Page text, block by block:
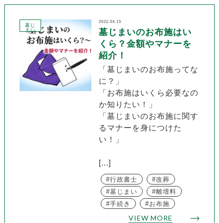
墓じ
まい
2022.04.15
墓じまいのお布施はい
くら？金額やマナーを
紹介！
「墓じまいのお布施ってな
に？」
「お布施はいくら必要なの
か知りたい！」
「墓じまいのお布施に関す
るマナーを身につけた
い！」
[...]
行政書士
改葬
墓じまい
離壇料
手続き
お布施
VIEW MORE